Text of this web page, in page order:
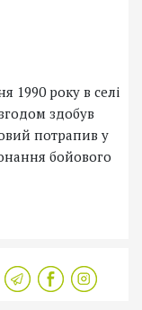
1990 року в селі
здобув
потрапив у
бойового